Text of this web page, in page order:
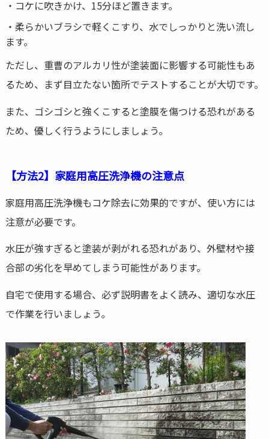
・コケに吹きかけ、15分ほど置きます。
・柔らかいブラシで軽くこすり、水でしっかりと洗い流し
ます。
ただし、重曹のアルカリ性が塗装面に影響する可能性もあ
るため、まず目立たない箇所でテストすることが大切です。
また、ゴシゴシと強くこすると塗膜を傷つける恐れがある
ため、優しく行うようにしましょう。
【方法2】家庭用高圧洗浄機の注意点
家庭用高圧洗浄機もコケ除去に効果的ですが、使い方には
注意が必要です。
水圧が強すぎると塗装が剥がれる恐れがあり、外壁材や接
合部の劣化を早めてしまう可能性があります。
自宅で使用する場合、必ず説明書をよく読み、適切な水圧
で作業を行いましょう。